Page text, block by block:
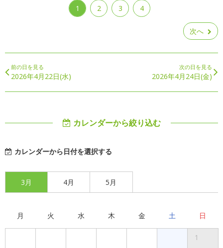
1 2 3 4
次へ
前の日を見る
2026年4月22日(水)
次の日を見る
2026年4月24日(金)
カレンダーから絞り込む
カレンダーから日付を選択する
3月 4月 5月
月 火 水 木 金 土 日
1